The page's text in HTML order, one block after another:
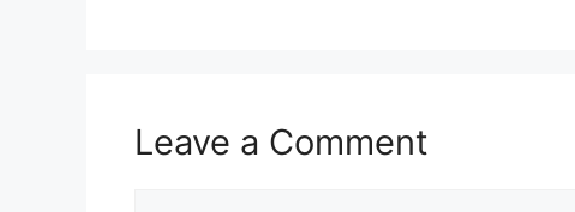
Leave a Comment